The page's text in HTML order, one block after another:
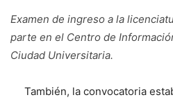
Examen de ingreso a la
parte en el Centro de
Ciudad Universitaria.
También, la convocatoria